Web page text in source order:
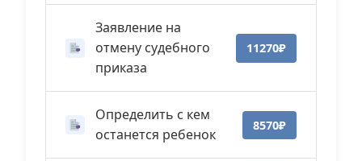
Заявление на
отмену судебного
приказа
11270₽
Определить с кем
останется ребенок
8570₽